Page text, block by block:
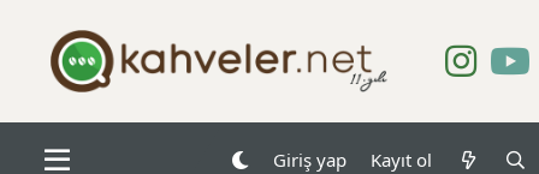
Giriş yap Kayıt ol